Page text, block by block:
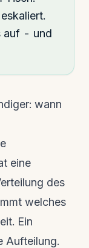
auf - und
wann
eine
des
welches
Ein
Aufteilung.